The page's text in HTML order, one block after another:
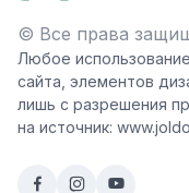
© Все права
Любое
сайта, элементов
лишь с разрешения
на источник: